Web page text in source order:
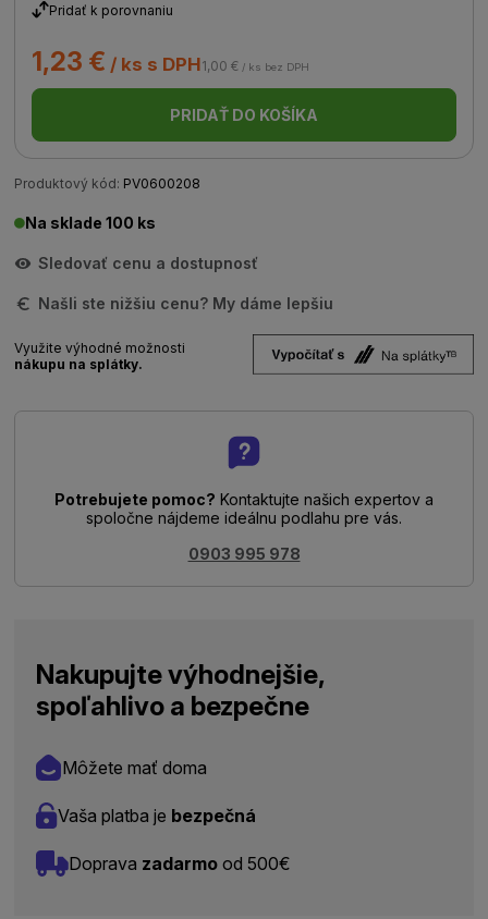
Pridať k porovnaniu
1,23 € / ks s DPH1,00 € / ks bez DPH
PRIDAŤ DO KOŠÍKA
Produktový kód: PV0600208
Na sklade 100 ks
Sledovať cenu a dostupnosť
Našli ste nižšiu cenu? My dáme lepšiu
Využite výhodné možnosti
nákupu na splátky.
Potrebujete pomoc? Kontaktujte našich expertov a
spoločne nájdeme ideálnu podlahu pre vás.
0903 995 978
Nakupujte výhodnejšie,
spoľahlivo a bezpečne
Môžete mať doma
Vaša platba je bezpečná
Doprava zadarmo od 500€